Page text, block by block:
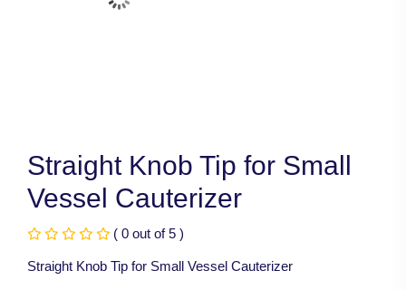
Straight Knob Tip for Small
Vessel Cauterizer
( 0 out of 5 )
Straight Knob Tip for Small Vessel Cauterizer